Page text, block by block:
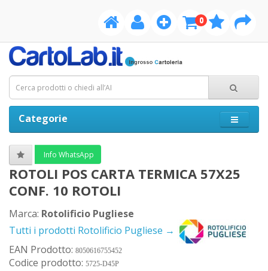
0
Categorie
Info WhatsApp
ROTOLI POS CARTA TERMICA 57X25
CONF. 10 ROTOLI
Marca: Rotolificio Pugliese
Tutti i prodotti Rotolificio Pugliese →
EAN Prodotto: 8050616755452
Codice prodotto: 5725-D45P